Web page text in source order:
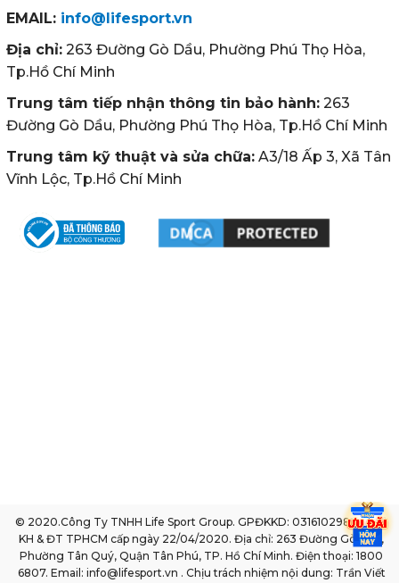
EMAIL: info@lifesport.vn
Địa chỉ: 263 Đường Gò Dầu, Phường Phú Thọ Hòa,
Tp.Hồ Chí Minh
Trung tâm tiếp nhận thông tin bảo hành: 263
Đường Gò Dầu, Phường Phú Thọ Hòa, Tp.Hồ Chí Minh
Trung tâm kỹ thuật và sửa chữa: A3/18 Ấp 3, Xã Tân
Vĩnh Lộc, Tp.Hồ Chí Minh
© 2020.Công Ty TNHH Life Sport Group. GPĐKKD: 0316102985 do sở
KH & ĐT TPHCM cấp ngày 22/04/2020. Địa chỉ: 263 Đường Gò Dầu,
Phường Tân Quý, Quận Tân Phú, TP. Hồ Chí Minh. Điện thoại: 1800
6807. Email: info@lifesport.vn . Chịu trách nhiệm nội dung: Trần Viết